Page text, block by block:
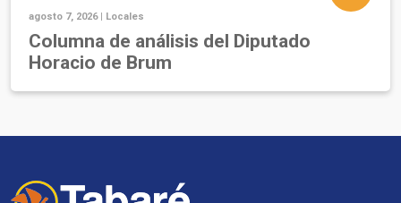
agosto 7, 2026 | Locales
Columna de análisis del Diputado
Horacio de Brum